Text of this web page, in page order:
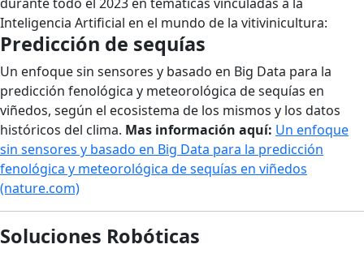
Inteligencia Artificial en el mundo de la vitivinicultura:
Predicción de sequías
Un enfoque sin sensores y basado en Big Data para la
predicción fenológica y meteorológica de sequías en
viñedos, según el ecosistema de los mismos y los datos
históricos del clima. Mas información aquí: Un enfoque
sin sensores y basado en Big Data para la predicción
fenológica y meteorológica de sequías en viñedos
(nature.com)
Soluciones Robóticas